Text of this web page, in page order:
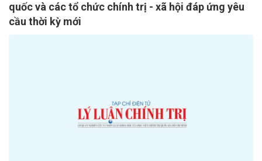
quốc và các tổ chức chính trị - xã hội đáp ứng yêu
cầu thời kỳ mới